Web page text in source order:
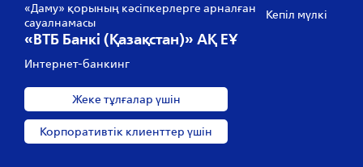
«Даму» қорының кәсіпкерлерге арналған
сауалнамасы
Кепіл мүлкі
«ВТБ Банкі (Қазақстан)» АҚ ЕҰ
Интернет-банкинг
Жеке тұлғалар үшін
Корпоративтік клиенттер үшін